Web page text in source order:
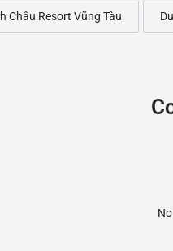
Châu Resort Vũng Tàu